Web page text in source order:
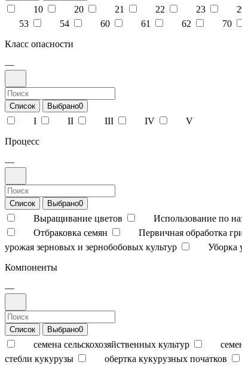
10 20 21 22 23
53
54 60 61 62 70
Класс опасности
—
Список Выбрано0
I II III IV
V
Процесс
—
Список Выбрано0
Выращивание цветов Использование по
Отбраковка семян
Первичная обработка
урожая зерновых и зернобобовых культур
Уборка
Компоненты
—
Список Выбрано0
семена сельскохозяйственных культур
стебли кукурузы
обертка кукурузных початков